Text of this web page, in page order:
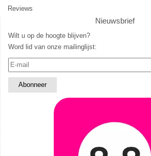
Reviews
Nieuwsbrief
Wilt u op de hoogte blijven?
Word lid van onze mailinglijst: